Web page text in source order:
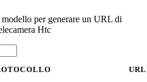
per generare un URL di
Htc
URL